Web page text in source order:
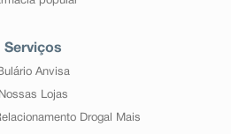
Serviços
Anvisa
Nossas Lojas
Drogal Mais